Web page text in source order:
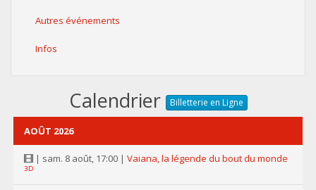
Autres événements
Infos
Calendrier Billetterie en Ligne
AOÛT 2026
| sam. 8 août, 17:00 | Vaiana, la légende du bout du monde
3D